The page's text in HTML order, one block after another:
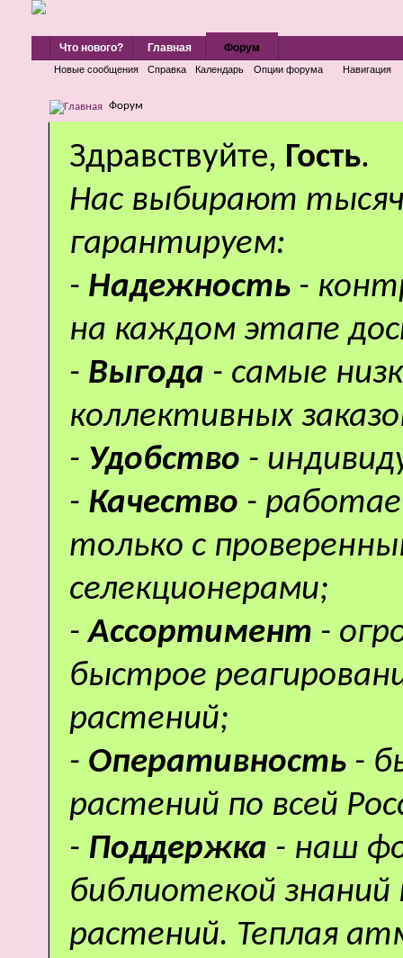
Что нового? Главная Форум
Новые сообщения Справка Календарь Опции форума Навигация
Форум
Здравствуйте, Гость.
Нас выбирают
гарантируем:
- Надежность -
на каждом этапе
- Выгода - самые
коллективных
- Удобство -
- Качество -
только с
селекционерами;
-Ассортимент -
быстрое
растений;
- Оперативность -
растений по всей
- Поддержка - наш
библиотекой
растений. Теплая